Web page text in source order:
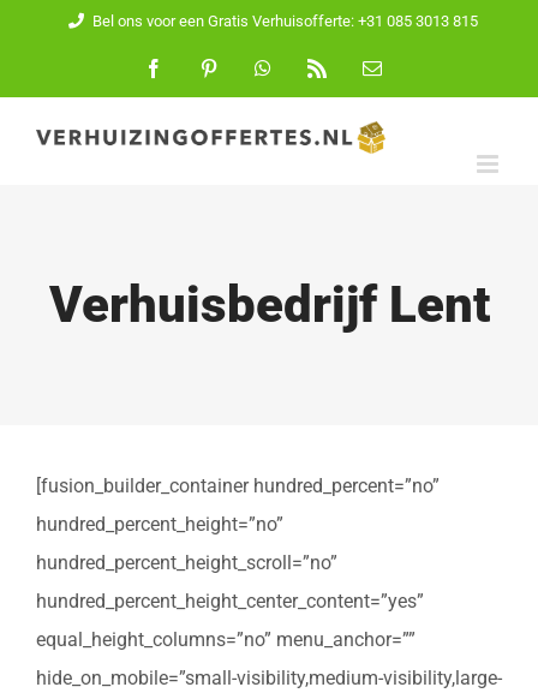
inhoud
Bel ons voor een Gratis Verhuisofferte: +31 085 3013 815
FacebookPinterest WhatsApp
E-
Verhuisbedrijf Lent
[fusion_builder_container hundred_percent=”no”
hundred_percent_height=”no”
hundred_percent_height_scroll=”no”
hundred_percent_height_center_content=”yes”
equal_height_columns=”no” menu_anchor=””
hide_on_mobile=”small-visibility,medium-visibility,large-